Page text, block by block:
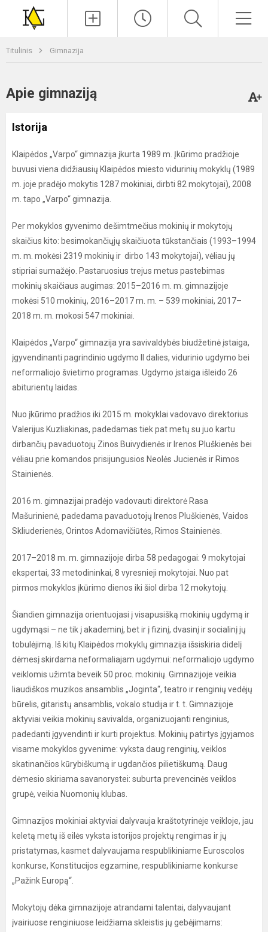
Titulinis Gimnazija
Apie gimnaziją
Istorija
Klaipėdos „Varpo“ gimnazija įkurta 1989 m. Įkūrimo pradžioje
buvusi viena didžiausių Klaipėdos miesto vidurinių mokyklų (1989
m. joje pradėjo mokytis 1287 mokiniai, dirbti 82 mokytojai), 2008
m. tapo „Varpo“ gimnazija.
Per mokyklos gyvenimo dešimtmečius mokinių ir mokytojų
skaičius kito: besimokančiųjų skaičiuota tūkstančiais (1993–1994
m. m. mokėsi 2319 mokinių ir dirbo 143 mokytojai), vėliau jų
stipriai sumažėjo. Pastaruosius trejus metus pastebimas
mokinių skaičiaus augimas: 2015–2016 m. m. gimnazijoje
mokėsi 510 mokinių, 2016–2017 m. m. – 539 mokiniai, 2017–
2018 m. m. mokosi 547 mokiniai.
Klaipėdos „Varpo“ gimnazija yra savivaldybės biudžetinė įstaiga,
įgyvendinanti pagrindinio ugdymo II dalies, vidurinio ugdymo bei
neformaliojo švietimo programas. Ugdymo įstaiga išleido 26
abiturientų laidas.
Nuo įkūrimo pradžios iki 2015 m. mokyklai vadovavo direktorius
Valerijus Kuzliakinas, padedamas tiek pat metų su juo kartu
dirbančių pavaduotojų Zinos Buivydienės ir Irenos Pluškienės bei
vėliau prie komandos prisijungusios Neolės Jucienės ir Rimos
Stainienės.
2016 m. gimnazijai pradėjo vadovauti direktorė Rasa
Mašurinienė, padedama pavaduotojų Irenos Pluškienės, Vaidos
Skliuderienės, Orintos Adomavičiūtės, Rimos Stainienės.
2017–2018 m. m. gimnazijoje dirba 58 pedagogai: 9 mokytojai
ekspertai, 33 metodininkai, 8 vyresnieji mokytojai. Nuo pat
pirmos mokyklos įkūrimo dienos iki šiol dirba 12 mokytojų.
Šiandien gimnazija orientuojasi į visapusišką mokinių ugdymą ir
ugdymąsi – ne tik į akademinį, bet ir į fizinį, dvasinį ir socialinį jų
tobulėjimą. Iš kitų Klaipėdos mokyklų gimnazija išsiskiria didelį
dėmesį skirdama neformaliajam ugdymui: neformaliojo ugdymo
veiklomis užimta beveik 50 proc. mokinių. Gimnazijoje veikia
liaudiškos muzikos ansamblis „Joginta“, teatro ir renginių vedėjų
būrelis, gitaristų ansamblis, vokalo studija ir t. t. Gimnazijoje
aktyviai veikia mokinių savivalda, organizuojanti renginius,
padedanti įgyvendinti ir kurti projektus. Mokinių patirtys įgyjamos
visame mokyklos gyvenime: vyksta daug renginių, veiklos
skatinančios kūrybiškumą ir ugdančios pilietiškumą. Daug
dėmesio skiriama savanorystei: suburta prevencinės veiklos
grupė, veikia Nuomonių klubas.
Gimnazijos mokiniai aktyviai dalyvauja kraštotyrinėje veikloje, jau
keletą metų iš eilės vyksta istorijos projektų rengimas ir jų
pristatymas, kasmet dalyvaujama respublikiniame Euroscolos
konkurse, Konstitucijos egzamine, respublikiniame konkurse
„Pažink Europą“.
Mokytojų dėka gimnazijoje atrandami talentai, dalyvaujant
įvairiuose renginiuose leidžiama skleistis jų gebėjimams: